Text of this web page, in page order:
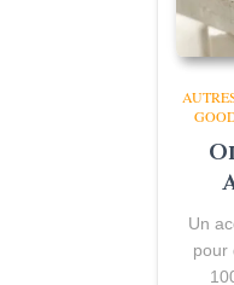
Un
pour